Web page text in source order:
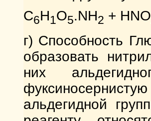
C6H1O5.NH2 + HNO
г) Способность
образовать
них
альдегидной